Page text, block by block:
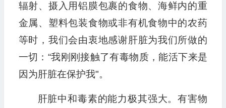
辐射、摄入用铝膜包裹的食物、海鲜内的重
金属、塑料包装食物或非有机食物中的农药
等时，我们会由衷地感谢肝脏为我们所做的
一切：“我刚刚接触了有毒物质，能活下来是
因为肝脏在保护我"。
肝脏中和毒素的能力极其强大。有害物